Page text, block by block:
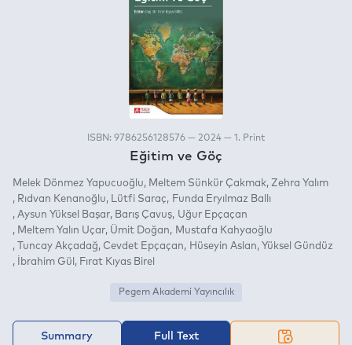
ISBN: 9786256128576 — 2024 — 1. Print
Eğitim ve Göç
Melek Dönmez Yapucuoğlu Meltem Sünkür Çakmak Zehra Yalım
Rıdvan Kenanoğlu
Lütfi Saraç
Funda Eryılmaz Ballı
Aysun Yüksel Başar
Barış Çavuş
Uğur Epçaçan
Meltem Yalın Uçar Ümit Doğan
Mustafa Kahyaoğlu
Tuncay Akçadağ
Cevdet Epçaçan Hüseyin Aslan
Yüksel Gündüz
İbrahim Gül
Fırat Kıyas Birel
Pegem Akademi Yayıncılık
Summary Full Text